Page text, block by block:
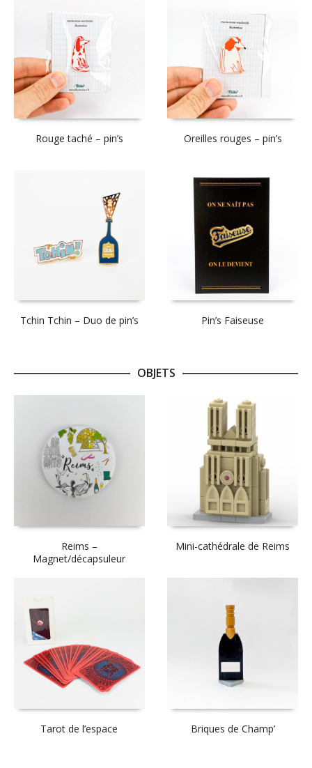
Rouge taché – pin’s Oreilles rouges – pin’s
Tchin Tchin – Duo de pin’s Pin’s Faiseuse
OBJETS
Reims –
Magnet/décapsuleur
Mini-cathédrale de Reims
Tarot de l’espace Briques de Champ’